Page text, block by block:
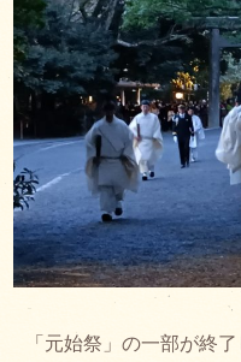
「元始祭」の一部が終